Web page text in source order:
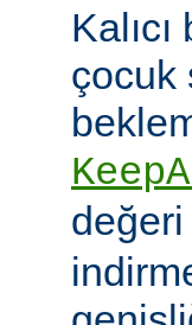
çocuk
değeri